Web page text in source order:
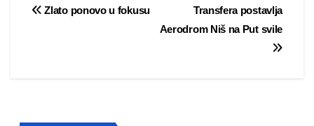
Post
Transfera postavlja
Aerodrom Niš na Put svile
Zlato ponovo u fokusu